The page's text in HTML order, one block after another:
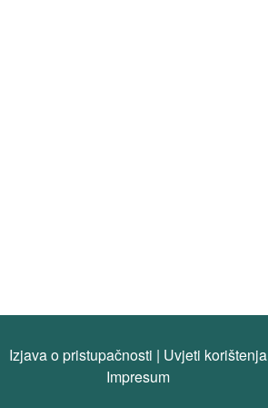
Izjava o pristupačnosti | Uvjeti korištenja
Impresum